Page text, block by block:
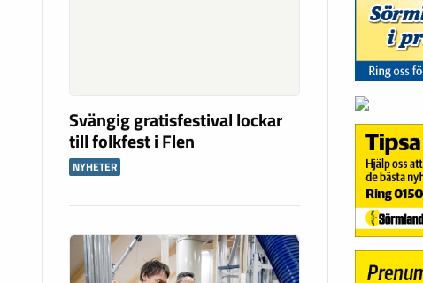
Svängig gratisfestival lockar
till folkfest i Flen
NYHETER